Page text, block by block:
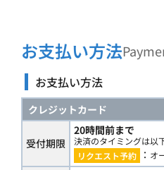
お支払い方法
お支払い方法
クレジットカード
受付期限
20時間前まで
決済のタイミングは以
リクエスト予約
： オ